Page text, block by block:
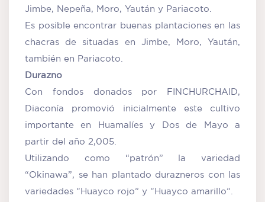
Jimbe, Nepeña, Moro, Yaután y Pariacoto.
Es posible encontrar buenas plantaciones en las
chacras de situadas en Jimbe, Moro, Yaután,
también en Pariacoto.
Durazno
Con fondos donados por FINCHURCHAID,
Diaconía promovió inicialmente este cultivo
importante en Huamalíes y Dos de Mayo a
partir del año 2,005.
Utilizando como “patrón” la variedad
“Okinawa”, se han plantado durazneros con las
variedades “Huayco rojo” y “Huayco amarillo”.